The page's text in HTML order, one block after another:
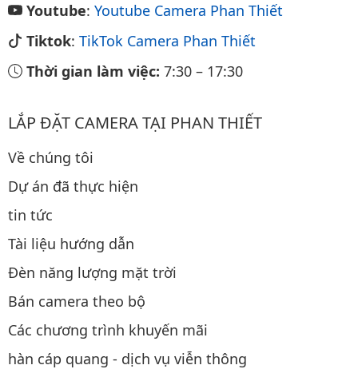
Youtube: Youtube Camera Phan Thiết
Tiktok: TikTok Camera Phan Thiết
Thời gian làm việc: 7:30 – 17:30
LẮP ĐẶT CAMERA TẠI PHAN THIẾT
Về chúng tôi
Dự án đã thực hiện
tin tức
Tài liệu hướng dẫn
Đèn năng lượng mặt trời
Bán camera theo bộ
Các chương trình khuyến mãi
hàn cáp quang - dịch vụ viễn thông